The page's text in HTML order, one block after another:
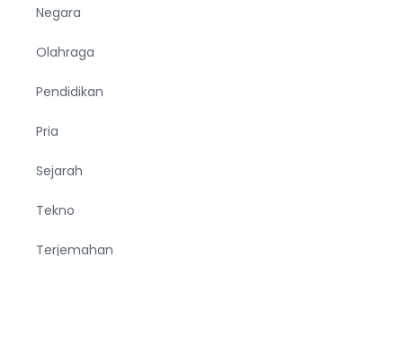
Negara
Olahraga
Pendidikan
Pria
Sejarah
Tekno
Terjemahan